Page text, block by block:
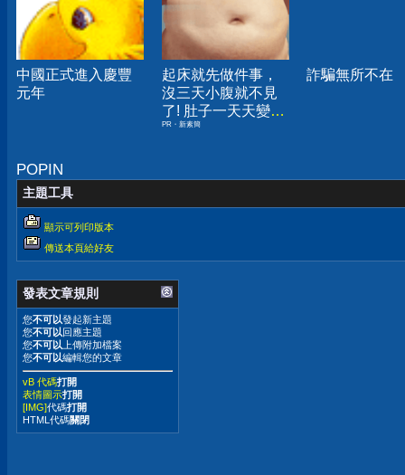
中國正式進入慶豐
元年
起床就先做件事，
沒三天小腹就不見
了! 肚子一天天變
小！
PR・新素簡
詐騙無所不在
POPIN
主題工具
顯示可列印版本
傳送本頁給好友
發表文章規則
您不可以發起新主題
您不可以 回應主題
您不可以 上傳附加檔案
您不可以編輯您的文章
vB 代碼打開
表情圖示打開
[IMG]代碼打開
HTML代碼關閉